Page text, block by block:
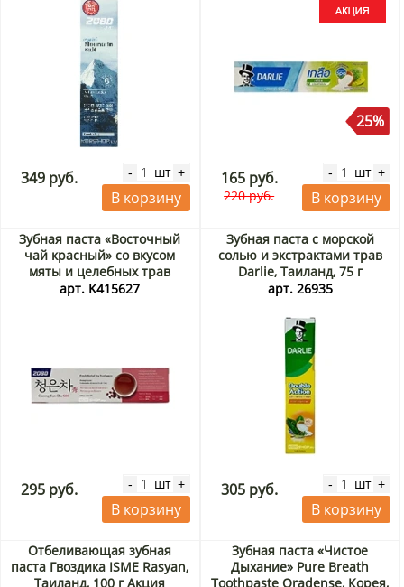
349 руб. - шт +
В корзину
25%
165 руб.
220 руб.
- шт +
В корзину
Зубная паста «Восточный
чай красный» со вкусом
мяты и целебных трав
Dental Clinic 2080, Корея,
арт. K415627
295 руб. - шт +
В корзину
Зубная паста с морской
солью и экстрактами трав
Darlie, Таиланд, 75 г
арт. 26935
305 руб. - шт +
В корзину
Отбеливающая зубная
паста Гвоздика ISME Rasyan,
Таиланд, 100 г Акция
Зубная паста «Чистое
Дыхание» Pure Breath
Toothpaste Oradense, Корея,